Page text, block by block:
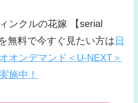
ンクルの花嫁 【serial
無料で今すぐ見たい方は 日
オンデマンド＜U-NEXT＞
施中！